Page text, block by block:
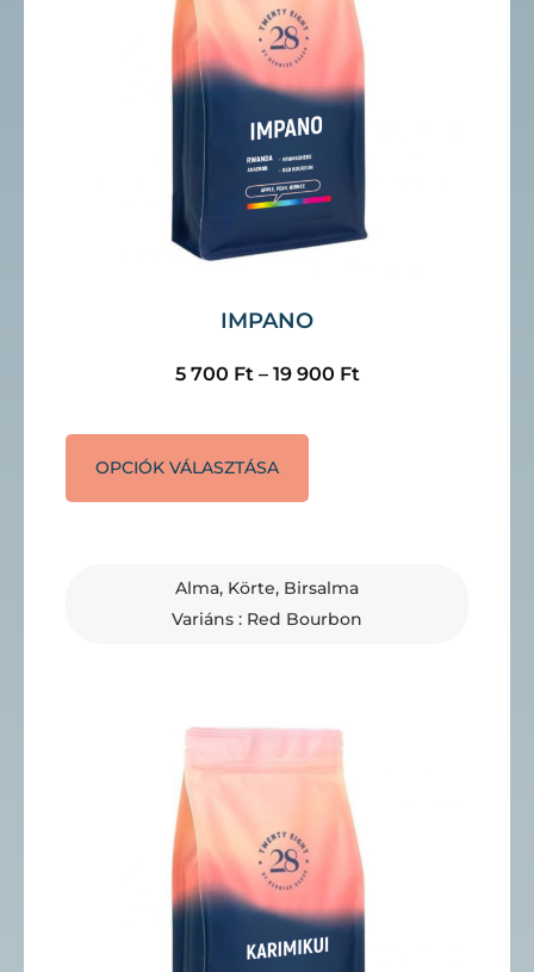
IMPANO
5 700 Ft – 19 900 Ft
OPCIÓK VÁLASZTÁSA
Alma, Körte, Birsalma
Variáns : Red Bourbon